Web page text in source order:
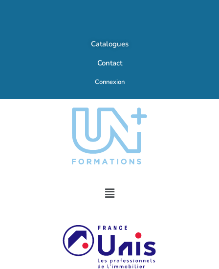
Catalogues
Contact
Connexion